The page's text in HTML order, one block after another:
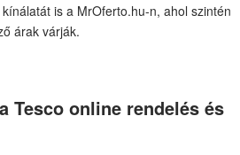
kínálatát is a MrOferto.hu-n, ahol szintén
árak várják.
Tesco online rendelés és